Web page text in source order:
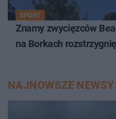
SPORT
Znamy zwycięzców
na Borkach
NAJNOWSZE